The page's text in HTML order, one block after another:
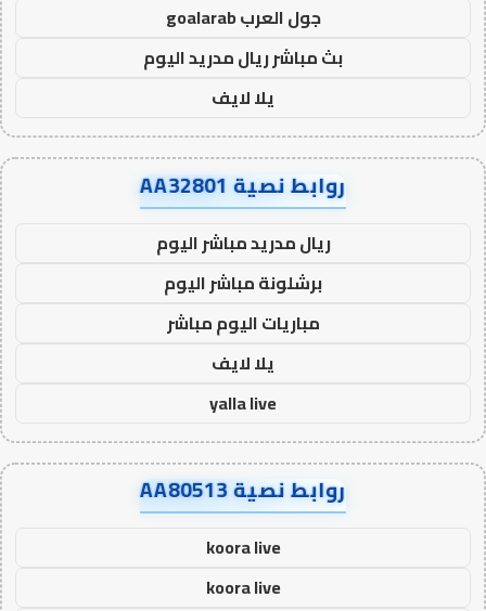
جول العرب goalarab
بث مباشر ريال مدريد اليوم
يلا لايف
روابط نصية AA32801
ريال مدريد مباشر اليوم
برشلونة مباشر اليوم
مباريات اليوم مباشر
يلا لايف
yalla live
روابط نصية AA80513
koora live
koora live